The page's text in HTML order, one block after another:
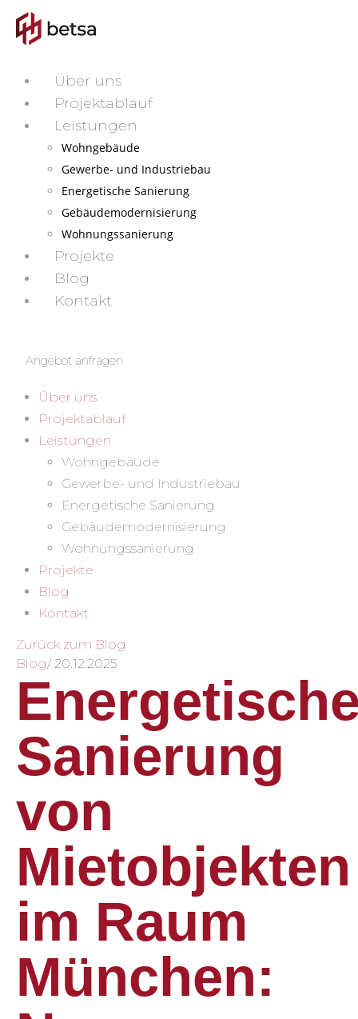
Über uns
Projektablauf
Leistungen
Wohngebäude
Gewerbe- und Industriebau
Energetische Sanierung
Gebäudemodernisierung
Wohnungssanierung
Projekte
Blog
Kontakt
Angebot anfragen
Über uns
Projektablauf
Leistungen
Wohngebäude
Gewerbe- und Industriebau
Energetische Sanierung
Gebäudemodernisierung
Wohnungssanierung
Projekte
Blog
Kontakt
Zurück zum Blog
Blog/ 20.12.2025
Sanierung
von
Mietobjekten
im Raum
München: